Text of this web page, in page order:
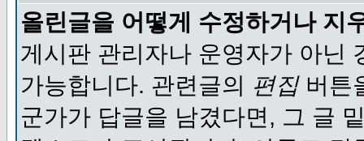
올린글을 어떻게 수정하거나 지
게시판 관리자나 운영자가 아닌
가능합니다. 관련글의 편집버튼
군가가 답글을 남겼다면, 그 글